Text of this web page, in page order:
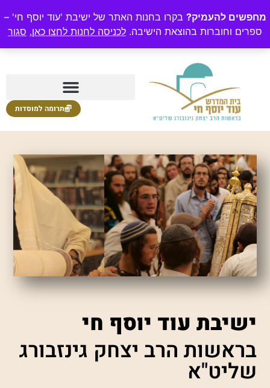
מחפשים להעמיק? בקרו בחנות האתר של ישיבת 'עוד יוסף חי' –
ספרים וחוברות בהוצאת הישיבה. לכניסה לחנות לחצו כאן. סגור
תרומה למוסדות
ישיבת עוד יוסף חי
בראשות הרב יצחק גינזבורג
שליט"א